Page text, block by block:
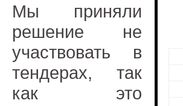
Мы приняли
решение не
участвовать в
тендерах, так
как это